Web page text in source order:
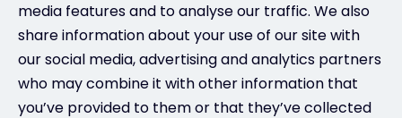
media features and to analyse our traffic. We also
share information about your use of our site with
our social media, advertising and analytics partners
who may combine it with other information that
you’ve provided to them or that they’ve collected